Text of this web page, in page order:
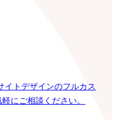
イトデザインのフルカス
にご相談ください。